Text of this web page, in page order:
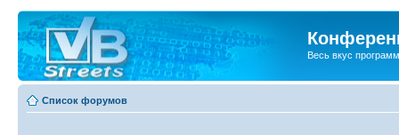
Весь вкус
Список форумов